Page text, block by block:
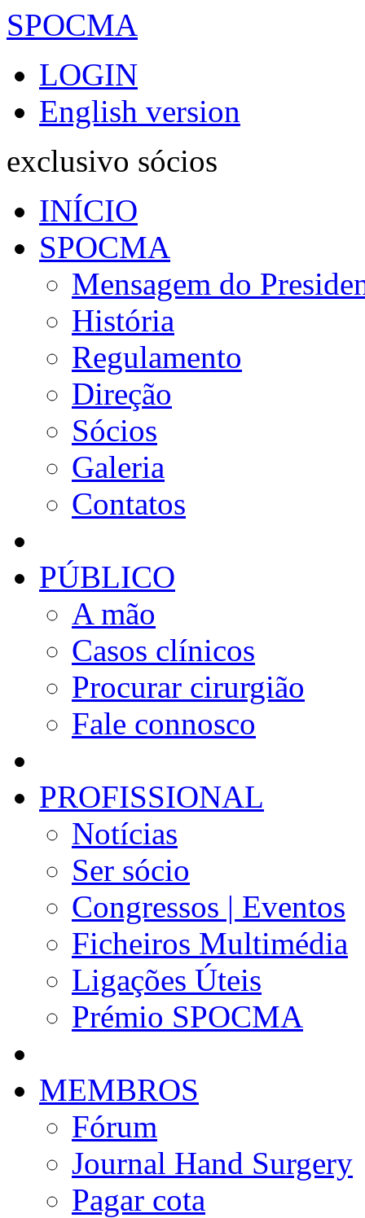
SPOCMA
LOGIN
English version
exclusivo sócios
INÍCIO
SPOCMA
Mensagem do
História
Regulamento
Direção
Sócios
Galeria
Contatos
PÚBLICO
A mão
Casos clínicos
Procurar cirurgião
Fale connosco
PROFISSIONAL
Notícias
Ser sócio
Congressos | Eventos
Ficheiros Multimédia
Ligações Úteis
Prémio SPOCMA
MEMBROS
Fórum
Journal Hand Surgery
Pagar cota